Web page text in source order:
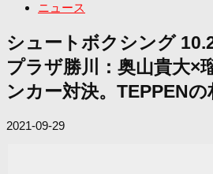
ニュース
シュートボクシング
プラザ勝川：奥山貴大×
ンカー対決。TEPPEN
2021-09-29